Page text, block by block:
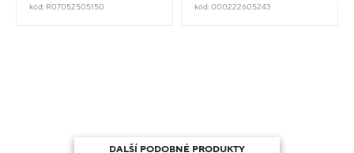
kód: R07052505150 kód: 000222605243
DALŠÍ PODOBNÉ PRODUKTY